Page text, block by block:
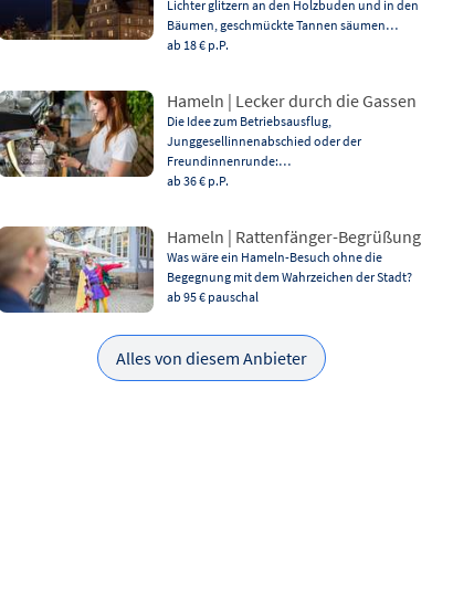
Lichter glitzern an den Holzbuden und in den
Bäumen, geschmückte Tannen säumen…
ab 18 € p.P.
Hameln | Lecker durch die Gassen
Die Idee zum Betriebsausflug,
Junggesellinnenabschied oder der
Freundinnenrunde:…
ab 36 € p.P.
Hameln | Rattenfänger-Begrüßung
Was wäre ein Hameln-Besuch ohne die
Begegnung mit dem Wahrzeichen der Stadt?
ab 95 € pauschal
Alles von diesem Anbieter